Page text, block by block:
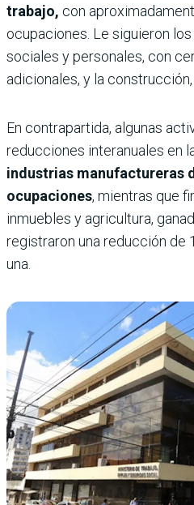
trabajo, con
ocupaciones. Le siguieron
sociales y personales, con
adicionales, y la
En contrapartida, algunas
reducciones interanuales en
industrias manufactureras
ocupaciones, mientras que
inmuebles y agricultura,
registraron una reducción de
una.